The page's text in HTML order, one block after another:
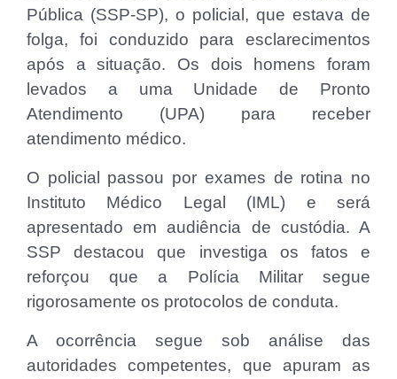
Pública (SSP-SP), o policial, que estava de
folga, foi conduzido para esclarecimentos
após a situação. Os dois homens foram
levados a uma Unidade de Pronto
Atendimento (UPA) para receber
atendimento médico.
O policial passou por exames de rotina no
Instituto Médico Legal (IML) e será
apresentado em audiência de custódia. A
SSP destacou que investiga os fatos e
reforçou que a Polícia Militar segue
rigorosamente os protocolos de conduta.
A ocorrência segue sob análise das
autoridades competentes, que apuram as